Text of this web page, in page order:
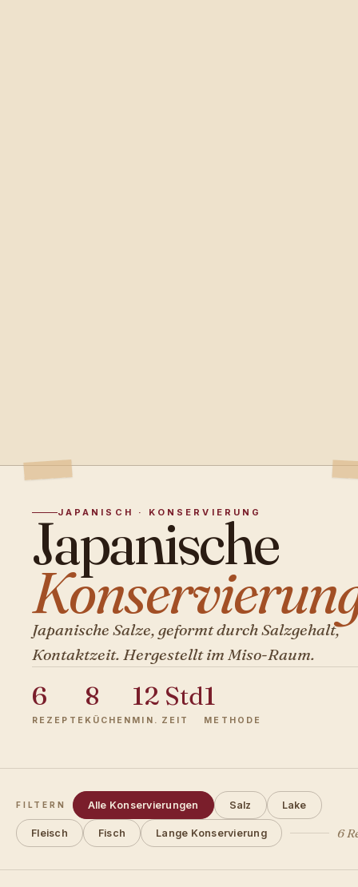
JAPANISCH · KONSERVIERUNG
Japanische
Japanische Salze, geformt durch Salzgehalt,
Kontaktzeit. Hergestellt im Miso-Raum.
6
REZEPTE
8
KÜCHEN
12 Std
MIN. ZEIT
1
METHODE
FILTERN Alle Konservierungen Salz Lake
Fleisch Fisch Lange Konservierung 6